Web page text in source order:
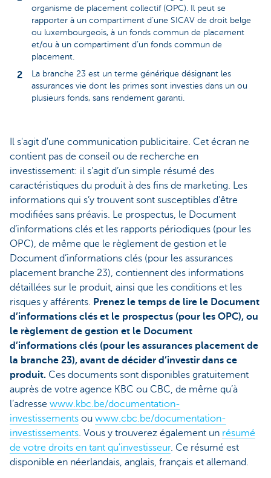
organisme de placement collectif (OPC). Il peut se
rapporter à un compartiment d’une SICAV de droit belge
ou luxembourgeois, à un fonds commun de placement
et/ou à un compartiment d’un fonds commun de
placement.
La branche 23 est un terme générique désignant les
assurances vie dont les primes sont investies dans un ou
plusieurs fonds, sans rendement garanti.
Il s'agit d'une communication publicitaire. Cet écran ne
contient pas de conseil ou de recherche en
investissement: il s’agit d’un simple résumé des
caractéristiques du produit à des fins de marketing. Les
informations qui s’y trouvent sont susceptibles d’être
modifiées sans préavis. Le prospectus, le Document
d’informations clés et les rapports périodiques (pour les
OPC), de même que le règlement de gestion et le
Document d’informations clés (pour les assurances
placement branche 23), contiennent des informations
détaillées sur le produit, ainsi que les conditions et les
risques y afférents. Prenez le temps de lire le Document
d’informations clés et le prospectus (pour les OPC), ou
le règlement de gestion et le Document
d’informations clés (pour les assurances placement de
la branche 23), avant de décider d’investir dans ce
produit. Ces documents sont disponibles gratuitement
auprès de votre agence KBC ou CBC, de même qu’à
l’adresse www.kbc.be/documentation-
investissements ou www.cbc.be/documentation-
investissements. Vous y trouverez également un résumé
de votre droits en tant qu'investisseur. Ce résumé est
disponible en néerlandais, anglais, français et allemand.